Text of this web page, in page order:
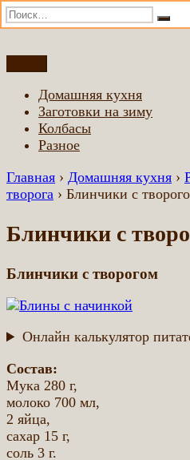
Искать:
Поиск
содержимому
Домашняя еда всем
Еда приготовленная по
Домашняя кухня
Заготовки на зиму
Колбасы
Разное
Главная › Домашняя кухня ›
творога › Блинчики с
Блинчики с
Блинчики с творогом
Онлайн калькулятор
Состав:
Мука 280 г,
молоко 700 мл,
2 яйца,
сахар 15 г,
соль 3 г.